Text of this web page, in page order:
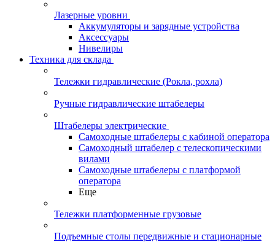
Лазерные уровни
Аккумуляторы и зарядные устройства
Аксессуары
Нивелиры
Техника для склада
Тележки гидравлические (Рокла, рохла)
Ручные гидравлические штабелеры
Штабелеры электрические
Самоходные штабелеры с кабиной оператора
Самоходный штабелер с телескопическими
вилами
Самоходные штабелеры с платформой
оператора
Еще
Тележки платформенные грузовые
Подъемные столы передвижные и стационарные